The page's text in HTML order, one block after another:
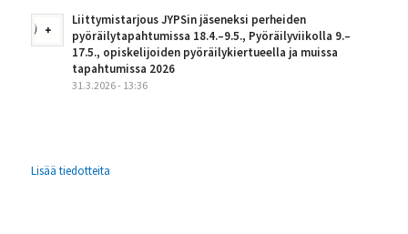
Liittymistarjous JYPSin jäseneksi perheiden
pyöräilytapahtumissa 18.4.–9.5., Pyöräilyviikolla 9.–
17.5., opiskelijoiden pyöräilykiertueella ja muissa
tapahtumissa 2026
31.3.2026 - 13:36
Lisää tiedotteita